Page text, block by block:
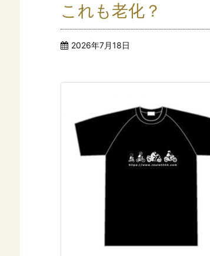
これも老化？
2026年7月18日